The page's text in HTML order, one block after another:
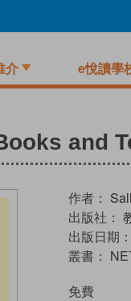
介 e悅讀學
and
作者：
出版社：
出版日期：
叢書：
免費